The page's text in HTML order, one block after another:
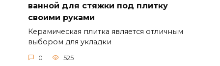
ванной для стяжки под плитку
своими руками
Керамическая плитка является отличным
выбором для укладки
0 525